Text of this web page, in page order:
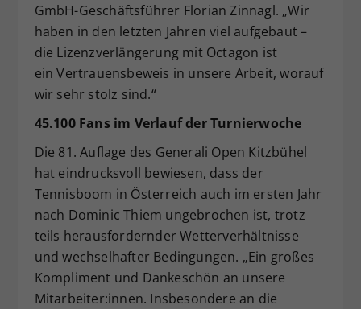
GmbH-Geschäftsführer Florian Zinnagl. „Wir
haben in den letzten Jahren viel aufgebaut –
die Lizenzverlängerung mit Octagon ist
ein Vertrauensbeweis in unsere Arbeit, worauf
wir sehr stolz sind.“
45.100 Fans im Verlauf der Turnierwoche
Die 81. Auflage des Generali Open Kitzbühel
hat eindrucksvoll bewiesen, dass der
Tennisboom in Österreich auch im ersten Jahr
nach Dominic Thiem ungebrochen ist, trotz
teils herausfordernder Wetterverhältnisse
und wechselhafter Bedingungen. „Ein großes
Kompliment und Dankeschön an unsere
Mitarbeiter:innen. Insbesondere an die